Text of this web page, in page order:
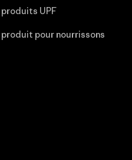
produits UPF
produit pour nourrissons